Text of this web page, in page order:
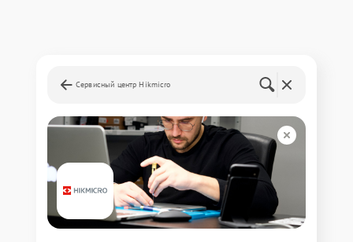
Сервисный центр Hikmicro